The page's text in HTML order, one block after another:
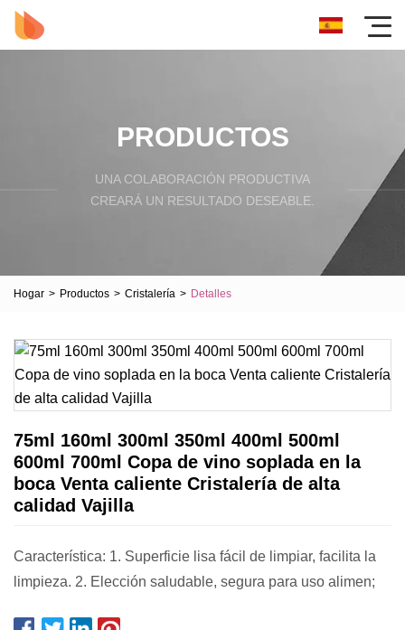
PRODUCTOS
UNA COLABORACIÓN PRODUCTIVA
CREARÁ UN RESULTADO DESEABLE.
Hogar > Productos > Cristalería > Detalles
75ml 160ml 300ml 350ml 400ml 500ml
600ml 700ml Copa de vino soplada en la
boca Venta caliente Cristalería de alta
calidad Vajilla
Característica: 1. Superficie lisa fácil de limpiar, facilita la
limpieza. 2. Elección saludable, segura para uso alimen;